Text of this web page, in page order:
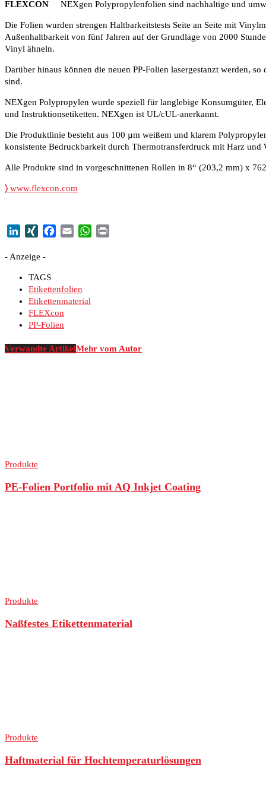
FLEXCON NEXgen Polypropylenfolien sind nachhaltige und
Die Folien wurden strengen Haltbarkeitstests Seite an Seite mit
Außenhaltbarkeit von fünf Jahren auf der Grundlage von 2000
Vinyl ähneln.
Darüber hinaus können die neuen PP-Folien lasergestanzt werden,
sind.
NEXgen Polypropylen wurde speziell für langlebige Konsumgüter,
und Instruktionsetiketten. NEXgen ist UL/cUL-anerkannt.
Die Produktlinie besteht aus 100 µm weißem und klarem
konsistente Bedruckbarkeit durch Thermotransferdruck mit Harz
Alle Produkte sind in vorgeschnittenen Rollen in 8“ (203,2 mm) x
〉 www.flexcon.com
LinkedIn
XING Facebook
Email WhatsApp
- Anzeige -
TAGS
Etikettenfolien
Etikettenmaterial
FLEXcon
PP-Folien
Verwandte ArtikelMehr vom Autor
Produkte
PE-Folien Portfolio mit AQ Inkjet Coating
Produkte
Naßfestes Etikettenmaterial
Produkte
Haftmaterial für Hochtemperaturlösungen